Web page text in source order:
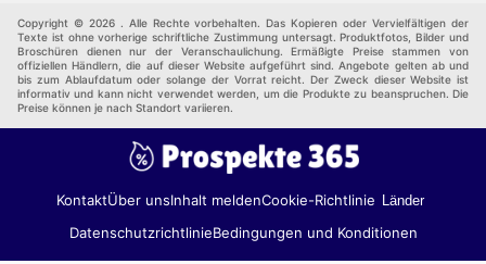
Einkaufzentren
Andere
Copyright © 2026 . Alle Rechte vorbehalten. Das Kopieren oder Vervielfältigen der
Texte ist ohne vorherige schriftliche Zustimmung untersagt. Produktfotos, Bilder und
Broschüren dienen nur der Veranschaulichung. Ermäßigte Preise stammen von
offiziellen Händlern, die auf dieser Website aufgeführt sind. Angebote gelten ab und
bis zum Ablaufdatum oder solange der Vorrat reicht. Der Zweck dieser Website ist
informativ und kann nicht verwendet werden, um die Produkte zu beanspruchen. Die
Preise können je nach Standort variieren.
KontaktÜber unsInhalt meldenCookie-Richtlinie Länder
DatenschutzrichtlinieBedingungen und Konditionen